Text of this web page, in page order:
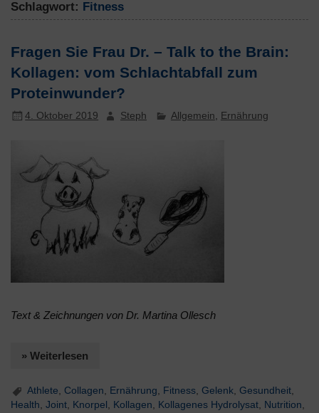
Schlagwort: Fitness
Fragen Sie Frau Dr. – Talk to the Brain:
Kollagen: vom Schlachtabfall zum
Proteinwunder?
4. Oktober 2019 Steph Allgemein Ernährung
Text & Zeichnungen von Dr. Martina Ollesch
» Weiterlesen
Athlete Collagen Ernährung Fitness Gelenk Gesundheit
Health,Joint, Knorpel , Kollagen, Kollagenes Hydrolysat, Nutrition,